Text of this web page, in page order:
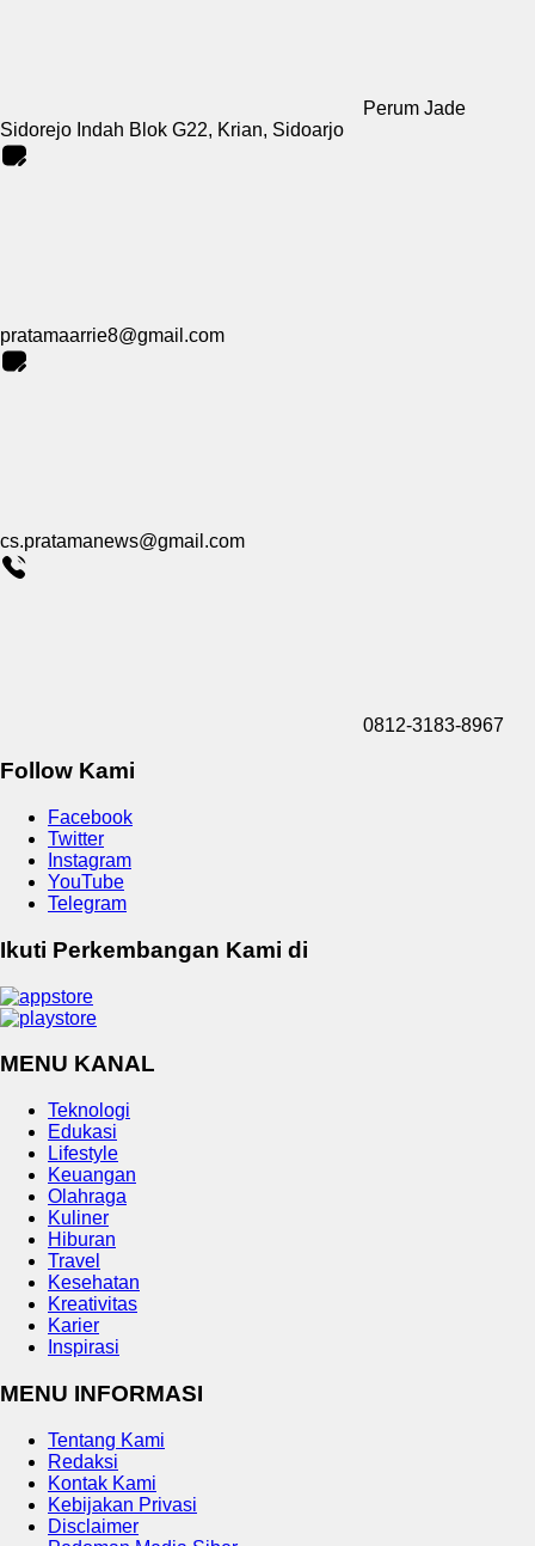
Perum Jade
Sidorejo Indah Blok G22, Krian, Sidoarjo
pratamaarrie8@gmail.com
cs.pratamanews@gmail.com
0812-3183-8967
Follow Kami
Facebook
Twitter
Instagram
YouTube
Telegram
Ikuti Perkembangan Kami di
MENU KANAL
Teknologi
Edukasi
Lifestyle
Keuangan
Olahraga
Kuliner
Hiburan
Travel
Kesehatan
Kreativitas
Karier
Inspirasi
MENU INFORMASI
Tentang Kami
Redaksi
Kontak Kami
Kebijakan Privasi
Disclaimer